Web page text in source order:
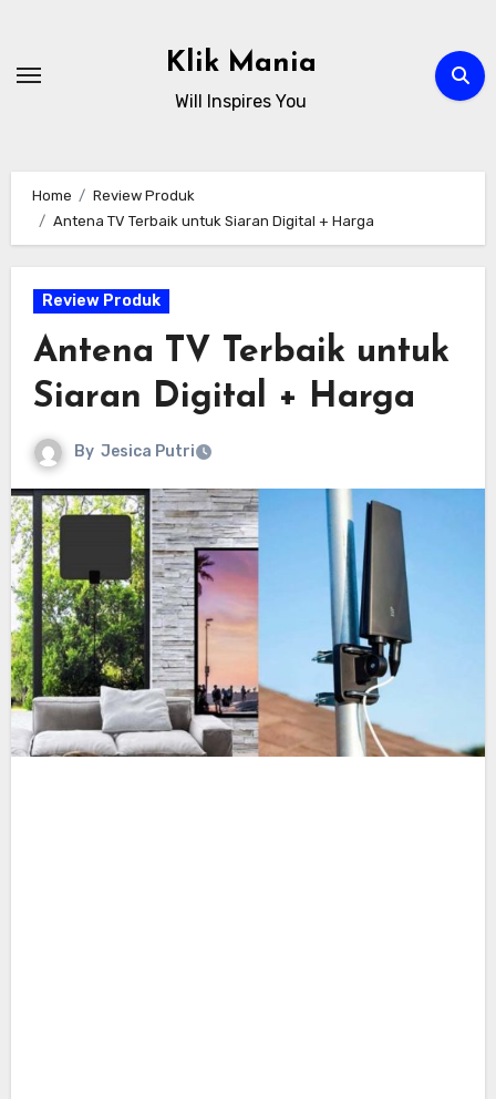
content
Klik Mania
Will Inspires You
Home
Review Produk
Antena TV Terbaik untuk Siaran Digital + Harga
Review Produk
Antena TV Terbaik untuk
Siaran Digital + Harga
By Jesica Putri